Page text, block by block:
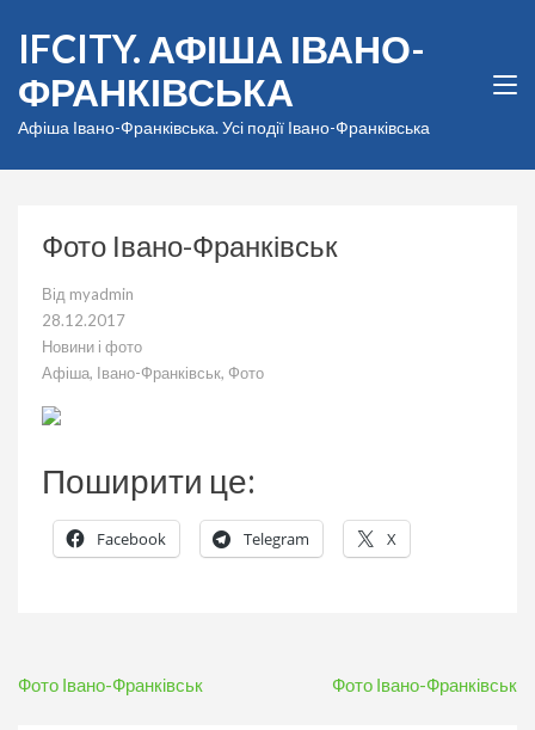
вмісту
(натисніть
Enter)
IFCITY. АФІША ІВАНО-
ФРАНКІВСЬКА
Афіша Івано-Франківська. Усі події Івано-Франківська
Фото Івано-Франківськ
Від myadmin
28.12.2017
Новини і фото
Афіша, Івано-Франківськ, Фото
Поширити це:
Facebook Telegram X
Навігація
Фото Івано-Франківськ Фото Івано-Франківськ